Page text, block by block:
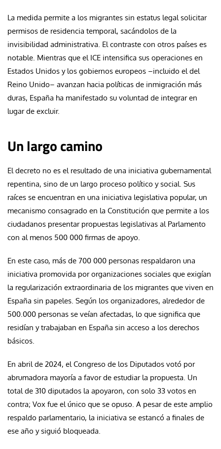
La medida permite a los migrantes sin estatus legal solicitar
permisos de residencia temporal, sacándolos de la
invisibilidad administrativa. El contraste con otros países es
notable. Mientras que el ICE intensifica sus operaciones en
Estados Unidos y los gobiernos europeos –incluido el del
Reino Unido– avanzan hacia políticas de inmigración más
duras, España ha manifestado su voluntad de integrar en
lugar de excluir.
Un largo camino
El decreto no es el resultado de una iniciativa gubernamental
repentina, sino de un largo proceso político y social. Sus
raíces se encuentran en una iniciativa legislativa popular, un
mecanismo consagrado en la Constitución que permite a los
ciudadanos presentar propuestas legislativas al Parlamento
con al menos 500 000 firmas de apoyo.
En este caso, más de 700 000 personas respaldaron una
iniciativa promovida por organizaciones sociales que exigían
la regularización extraordinaria de los migrantes que viven en
España sin papeles. Según los organizadores, alrededor de
500.000 personas se veían afectadas, lo que significa que
residían y trabajaban en España sin acceso a los derechos
básicos.
En abril de 2024, el Congreso de los Diputados votó por
abrumadora mayoría a favor de estudiar la propuesta. Un
total de 310 diputados la apoyaron, con solo 33 votos en
contra; Vox fue el único que se opuso. A pesar de este amplio
respaldo parlamentario, la iniciativa se estancó a finales de
ese año y siguió bloqueada.